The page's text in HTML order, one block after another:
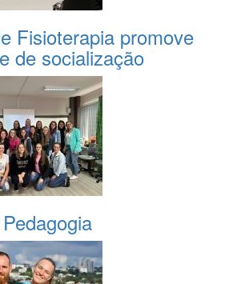
Fisioterapia promove
de socialização